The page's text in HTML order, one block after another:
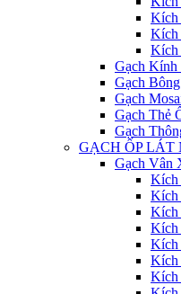
Kích
Kích
Kích
Gạch Kính
Gạch
Gạch
Gạch Thẻ
Gạch
GẠCH ỐP LÁT
Gạch Vân
Kích
Kích
Kích
Kích
Kích
Kích
Kích